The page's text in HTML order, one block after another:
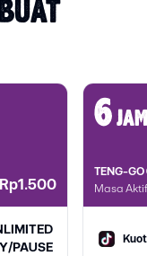
Rp1.500
PAUSE
6 jam
TENG-GO
Masa